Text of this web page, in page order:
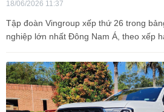
18/06/2026 11:37
Tập đoàn Vingroup xếp thứ 26 trong
nghiệp lớn nhất Đông Nam Á, theo xếp